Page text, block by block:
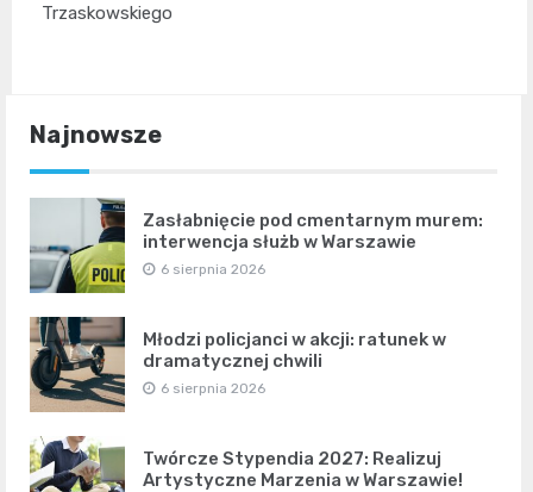
Trzaskowskiego
Najnowsze
Zasłabnięcie pod cmentarnym murem:
interwencja służb w Warszawie
6 sierpnia 2026
Młodzi policjanci w akcji: ratunek w
dramatycznej chwili
6 sierpnia 2026
Twórcze Stypendia 2027: Realizuj
Artystyczne Marzenia w Warszawie!